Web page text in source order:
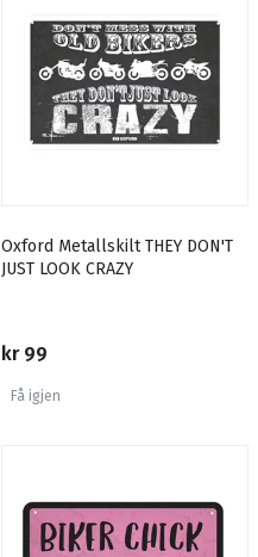
Oxford Metallskilt THEY DON'T
JUST LOOK CRAZY
kr 99
Få igjen